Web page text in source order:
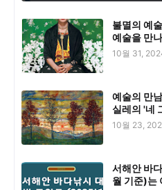
불멸의 예
예술을 만
10월 31,
예술의 만
실레의 '네
10월 23,
서해안 바
월 기준)는